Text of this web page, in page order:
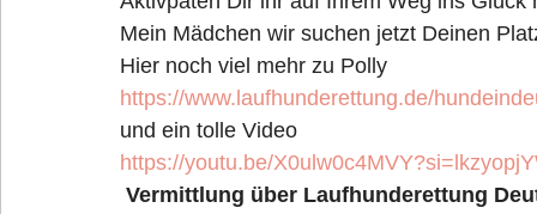
Mein Mädchen wir suchen jetzt Deinen
Hier noch viel mehr zu Polly
https://www.laufhunderettung.de/
und ein tolle Video
https://youtu.be/
Vermittlung über Laufhunderettung